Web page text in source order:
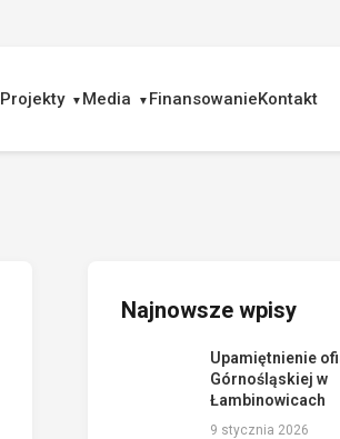
Projekty Media FinansowanieKontakt
Najnowsze wpisy
Upamiętnienie
Górnośląskiej w
Łambinowicach
9 stycznia 2026